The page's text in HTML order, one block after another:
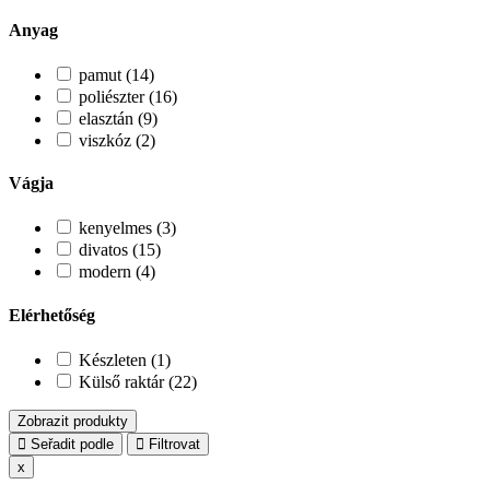
Anyag
pamut (14)
poliészter (16)
elasztán (9)
viszkóz (2)
Vágja
kenyelmes (3)
divatos (15)
modern (4)
Elérhetőség
Készleten (1)
Külső raktár (22)
Zobrazit produkty
Seřadit podle
Filtrovat
x